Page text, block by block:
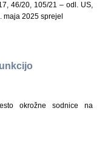
46/20, 105/21 – odl. US,
maja 2025 sprejel
okrožne sodnice na